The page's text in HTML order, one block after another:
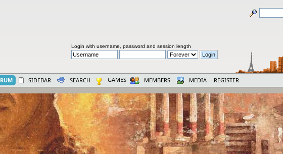
Login with username, password and session length
SIDEBAR SEARCH GAMES MEMBERS MEDIA REGISTER